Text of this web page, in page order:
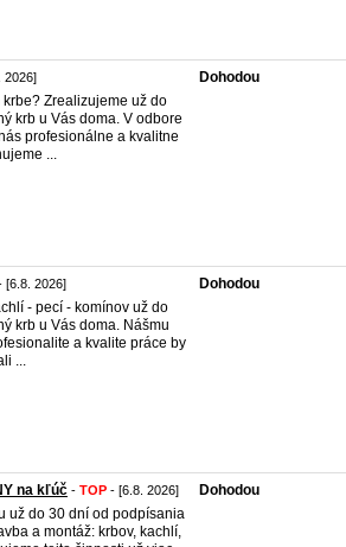
2026]
Zrealizujeme už do
krb u Vás doma. V odbore
profesionálne a kvalitne
...
Dohodou
[6.8. 2026]
- pecí - komínov už do
krb u Vás doma. Nášmu
a kvalite práce by
...
Dohodou
na kľúč - TOP - [6.8. 2026]
už do 30 dní od podpísania
a montáž: krbov, kachlí,
Dohodou